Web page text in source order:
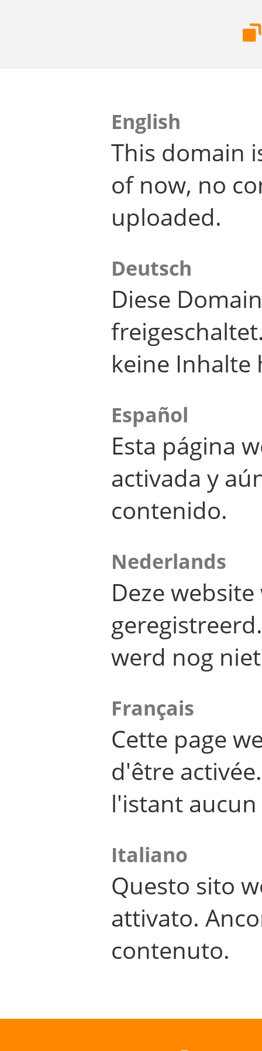
English
This domain
of now, no
uploaded.
Deutsch
Diese
keine Inhalte
Español
Esta página
activada y
contenido.
Nederlands
Deze
werd nog
Français
Cette page
d'être
l'istant
Italiano
Questo sito
attivato.
contenuto.